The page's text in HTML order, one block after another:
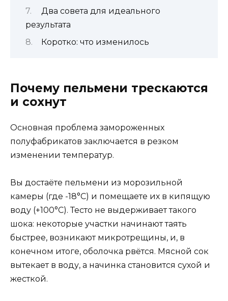
Два совета для идеального
результата
Коротко: что изменилось
Почему пельмени трескаются
и сохнут
Основная проблема замороженных
полуфабрикатов заключается в резком
изменении температур.
Вы достаёте пельмени из морозильной
камеры (где -18°C) и помещаете их в кипящую
воду (+100°C). Тесто не выдерживает такого
шока: некоторые участки начинают таять
быстрее, возникают микротрещины, и, в
конечном итоге, оболочка рвётся. Мясной сок
вытекает в воду, а начинка становится сухой и
жесткой.